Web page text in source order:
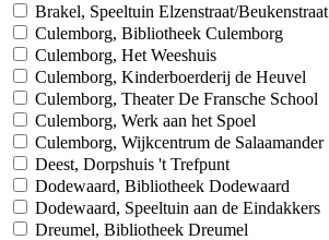
Brakel, Speeltuin Elzenstraat/Beukenstraat
Culemborg, Bibliotheek Culemborg
Culemborg, Het Weeshuis
Culemborg, Kinderboerderij de Heuvel
Culemborg, Theater De Fransche School
Culemborg, Werk aan het Spoel
Culemborg, Wijkcentrum de Salaamander
Deest, Dorpshuis 't Trefpunt
Dodewaard, Bibliotheek Dodewaard
Dodewaard, Speeltuin aan de Eindakkers
Dreumel, Bibliotheek Dreumel